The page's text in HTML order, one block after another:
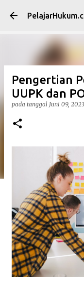
Pengertian
UUPK dan
pada tanggal Juni 09, 2023